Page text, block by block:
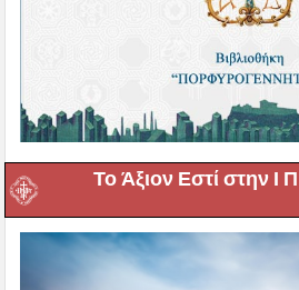
Το Άξιον Εστί στην Ι